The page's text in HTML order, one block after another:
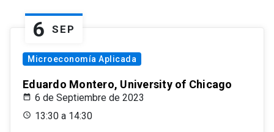
6 SEP
Microeconomía Aplicada
Eduardo Montero, University of Chicago
6 de Septiembre de 2023
13:30 a 14:30